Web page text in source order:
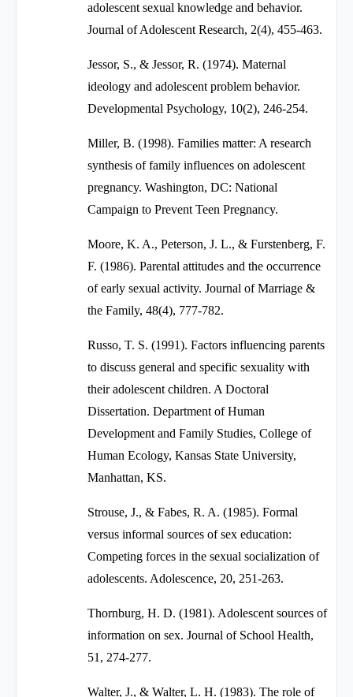
adolescent sexual knowledge and behavior.
Journal of Adolescent Research, 2(4), 455-463.
Jessor, S., & Jessor, R. (1974). Maternal
ideology and adolescent problem behavior.
Developmental Psychology, 10(2), 246-254.
Miller, B. (1998).Families matter: A research
synthesis of family influences on adolescent
pregnancy. Washington, DC: National
Campaign to Prevent Teen Pregnancy.
Moore, K. A., Peterson, J. L., & Furstenberg, F.
F. (1986). Parental attitudes and the occurrence
of early sexual activity. Journal of Marriage &
the Family, 48(4), 777-782.
Russo, T. S. (1991). Factors influencing parents
to discuss general and specific sexuality with
their adolescent children. A Doctoral
Dissertation. Department of Human
Development and Family Studies, College of
Human Ecology, Kansas State University,
Manhattan, KS.
Strouse, J., & Fabes, R. A. (1985). Formal
versus informal sources of sex education:
Competing forces in the sexual socialization of
adolescents.Adolescence, 20, 251-263.
Thornburg, H. D. (1981). Adolescent sources of
information on sex.Journal of School Health,
51, 274-277.
Walter, J., & Walter, L. H. (1983). The role of